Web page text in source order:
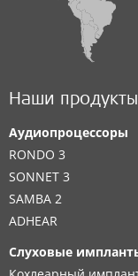
Наши продукты
Аудиопроцессоры
RONDO 3
SONNET 3
SAMBA 2
ADHEAR
Слуховые